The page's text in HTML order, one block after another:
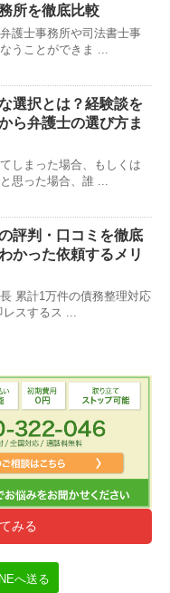
所を徹底比較
護士事務所や司法書士事
うことができま ...
選択とは？経験談を
ら弁護士の選び方ま
しまった場合、もしくは
思った場合、誰 ...
評判・口コミを徹底
かった依頼するメリ
累計1万件の債務整理対応
スするス ...
みる
へ送る